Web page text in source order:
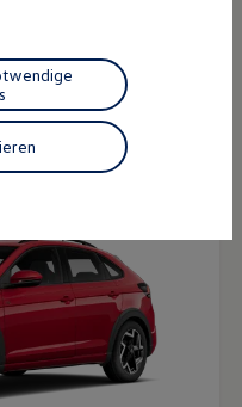
finden
Login und Shop
verbinden